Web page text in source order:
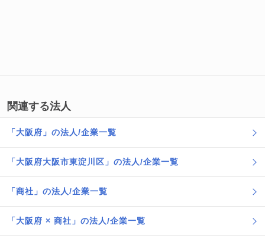
関連する法人
「大阪府」の法人/企業一覧
「大阪府大阪市東淀川区」の法人/企業一覧
「商社」の法人/企業一覧
「大阪府 × 商社」の法人/企業一覧